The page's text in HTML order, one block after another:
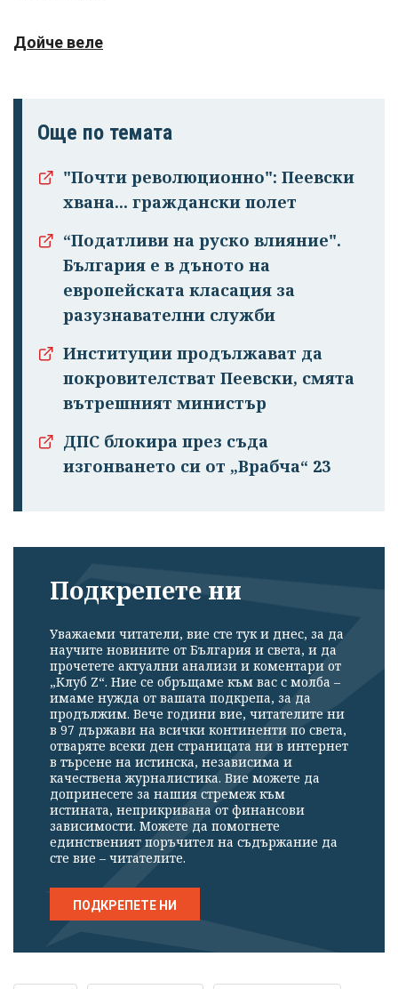
Дойче веле
Още по темата
"Почти революционно": Пеевски
хвана... граждански полет
“Податливи на руско влияние".
България е в дъното на
европейската класация за
разузнавателни служби
Институции продължават да
покровителстват Пеевски, смята
вътрешният министър
ДПС блокира през съда
изгонването си от „Врабча“ 23
Подкрепете ни
Уважаеми читатели, вие сте тук и днес, за да
научите новините от България и света, и да
прочетете актуални анализи и коментари от
„Клуб Z“. Ние се обръщаме към вас с молба –
имаме нужда от вашата подкрепа, за да
продължим. Вече години вие, читателите ни
в 97 държави на всички континенти по света,
отваряте всеки ден страницата ни в интернет
в търсене на истинска, независима и
качествена журналистика. Вие можете да
допринесете за нашия стремеж към
истината, неприкривана от финансови
зависимости. Можете да помогнете
единственият поръчител на съдържание да
сте вие – читателите.
ПОДКРЕПЕТЕ НИ